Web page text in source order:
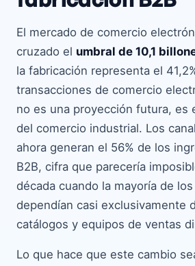
El mercado de comercio
cruzado el umbral de 10,1
la fabricación representa el
transacciones de comercio
no es una proyección futura, es
del comercio industrial. Los
ahora generan el 56% de los
B2B, cifra que parecería
década cuando la mayoría de
dependían casi exclusivamente
catálogos y equipos de ventas
Lo que hace que este cambio